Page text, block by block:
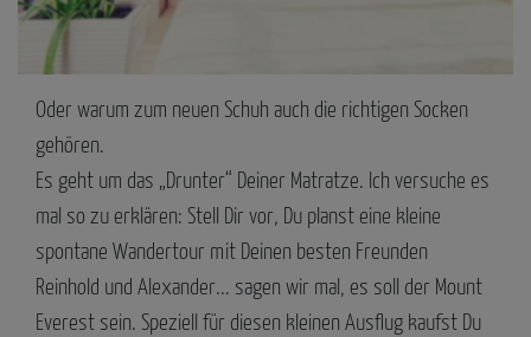
Oder warum zum neuen Schuh auch die richtigen Socken
gehören.
Es geht um das „Drunter“ Deiner Matratze. Ich versuche es
mal so zu erklären: Stell Dir vor, Du planst eine kleine
spontane Wandertour mit Deinen besten Freunden
Reinhold und Alexander... sagen wir mal, es soll der Mount
Everest sein. Speziell für diesen kleinen Ausflug kaufst Du